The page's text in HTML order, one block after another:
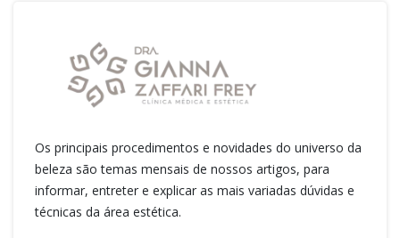
Os principais procedimentos e novidades do universo da
beleza são temas mensais de nossos artigos, para
informar, entreter e explicar as mais variadas dúvidas e
técnicas da área estética.